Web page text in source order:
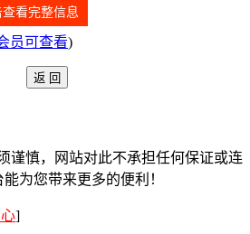
查看完整信息
员可查看)
谨慎，网站对此不承担任何保证或连
为您带来更多的便利！
]